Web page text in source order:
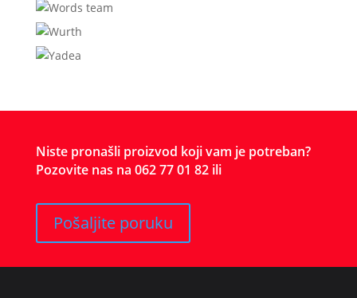
Niste pronašli proizvod koji vam je potreban?
Pozovite nas na 062 77 01 82 ili
Pošaljite poruku